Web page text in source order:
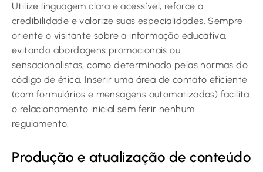
Utilize linguagem clara e acessível, reforce a
credibilidade e valorize suas especialidades. Sempre
oriente o visitante sobre a informação educativa,
evitando abordagens promocionais ou
sensacionalistas, como determinado pelas normas do
código de ética. Inserir uma área de contato eficiente
(com formulários e mensagens automatizadas) facilita
o relacionamento inicial sem ferir nenhum
regulamento.
Produção e atualização de conteúdo